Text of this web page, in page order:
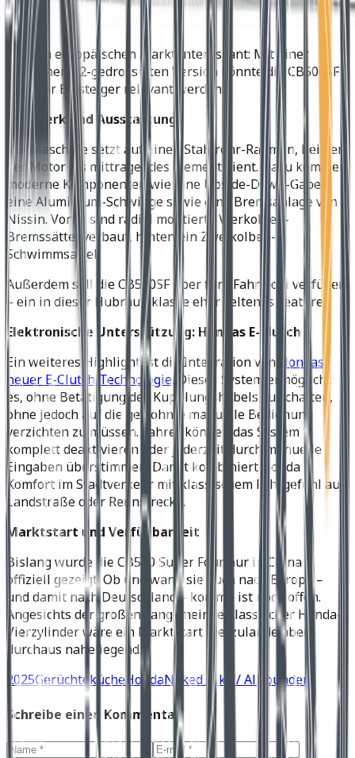
Für den europäischen Markt interessant: Mit einer
möglichen A2-gedrosselten Version könnte die CB500SF
auch für Einsteiger relevant werden.
Fahrwerk und Ausstattung
Die Maschine setzt auf einen Stahlrohr-Rahmen, bei dem
der Motor als mittragendes Element dient. Dazu kommen
moderne Komponenten wie eine Upside-Down-Gabel,
eine Aluminium-Schwinge sowie eine Bremsanlage von
Nissin. Vorne sind radial montierte Vierkolben-
Bremssättel verbaut, hinten ein Zweikolben-
Schwimmsattel.
Außerdem soll die CB500SF über fünf Fahrmodi verfügen
– ein in dieser Hubraumklasse eher seltenes Feature.
Elektronische Unterstützung: Hondas E-Clutch
Ein weiteres Highlight ist die Integration von Hondas
neuer E-Clutch-Technologie. Dieses System ermöglicht
es, ohne Betätigung des Kupplungshebels zu schalten,
ohne jedoch auf die gewohnte manuelle Bedienung
verzichten zu müssen. Fahrer können das System
komplett deaktivieren oder jederzeit durch manuelle
Eingaben überstimmen. Damit kombiniert Honda
Komfort im Stadtverkehr mit klassischem Fahrgefühl auf
Landstraße oder Rennstrecke.
Marktstart und Verfügbarkeit
Bislang wurde die CB500 Super Four nur in China
offiziell gezeigt. Ob und wann sie auch nach Europa –
und damit nach Deutschland – kommt, ist noch offen.
Angesichts der großen Fangemeinde klassischer Honda-
Vierzylinder wäre ein Marktstart hierzulande aber
durchaus naheliegend.
2025GerüchtekücheHondaNaked Bike / Allrounder
Schreibe einen Kommentar